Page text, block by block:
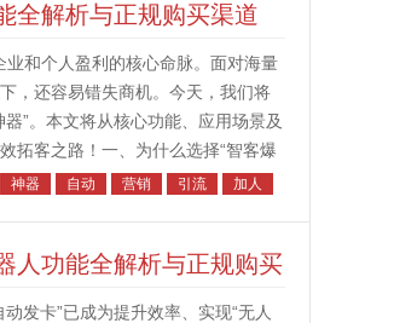
全解析与正规购买渠道
业和个人盈利的核心命脉。面对海量
，还容易错失商机。今天，我们将
”。本文将从核心功能、应用场景及
拓客之路！一、为什么选择“智客爆
提升...
神器 自动 营销 引流 加人
人功能全解析与正规购买
发卡”已成为提升效率、实现“无人